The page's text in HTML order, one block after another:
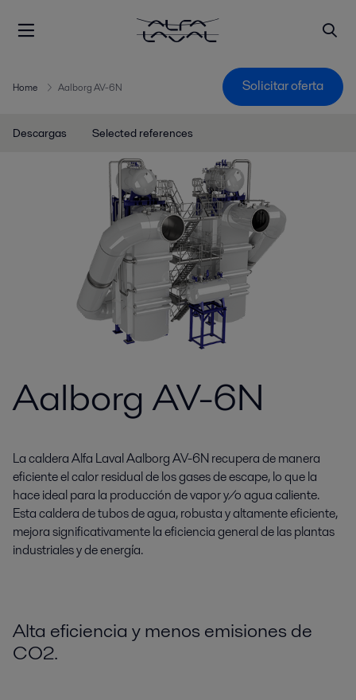
Home Aalborg AV-6N Solicitar oferta
Descargas Selected references
Aalborg AV-6N
La caldera Alfa Laval Aalborg AV-6N recupera de manera
eficiente el calor residual de los gases de escape, lo que la
hace ideal para la producción de vapor y/o agua caliente.
Esta caldera de tubos de agua, robusta y altamente eficiente,
mejora significativamente la eficiencia general de las plantas
industriales y de energía.
Alta eficiencia y menos emisiones de
CO2.